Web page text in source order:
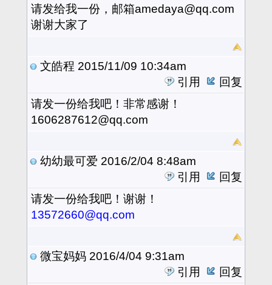
请发给我一份，邮箱amedaya@qq.com
谢谢大家了
文皓程 2015/11/09 10:34am
引用
回复
请发一份给我吧！非常感谢！
1606287612@qq.com
幼幼最可爱 2016/2/04 8:48am
引用
回复
请发一份给我吧！谢谢！
13572660@qq.com
微宝妈妈 2016/4/04 9:31am
引用
回复